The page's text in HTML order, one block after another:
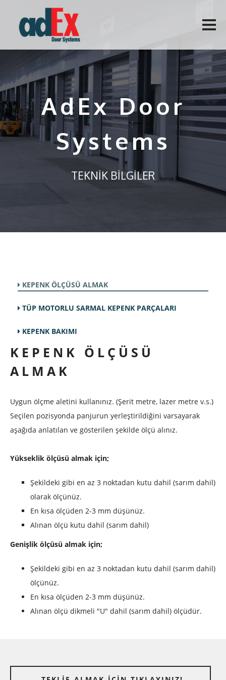
AdEx Door
Systems
TEKNİK BİLGİLER
KEPENK ÖLÇÜSÜ ALMAK
TÜP MOTORLU SARMAL KEPENK PARÇALARI
KEPENK BAKIMI
KEPENK ÖLÇÜSÜ
ALMAK
Uygun ölçme aletini kullanınız. (Şerit metre, lazer metre v.s.)
Seçilen pozisyonda panjurun yerleştirildiğini varsayarak
aşağıda anlatılan ve gösterilen şekilde ölçü alınız.
Yükseklik ölçüsü almak için;
Şekildeki gibi en az 3 noktadan kutu dahil (sarım dahil)
olarak ölçünüz.
En kısa ölçüden 2-3 mm düşünüz.
Alınan ölçü kutu dahil (sarım dahil)
Genişlik ölçüsü almak için;
Şekildeki gibi en az 3 noktadan kutu dahil (sarım dahil)
ölçünüz.
En kısa ölçüden 2-3 mm düşünüz.
Alınan ölçü dikmeli "U" dahil (sarım dahil) ölçüdür.